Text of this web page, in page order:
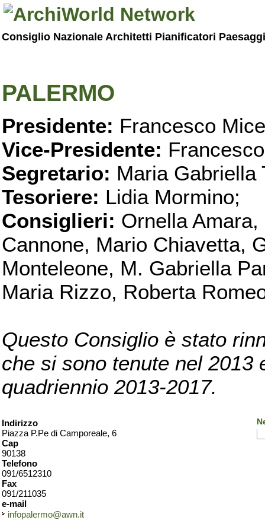
Consiglio Nazionale Architetti Pianificatori
PALERMO
Presidente: Francesco
Vice-Presidente:
Segretario: Maria Gabriella
Tesoriere: Lidia Mormino;
Consiglieri: Ornella
Cannone, Mario Chiavetta,
Monteleone, M. Gabriella
Maria Rizzo, Roberta
Questo Consiglio è stato
che si sono tenute nel 2013
quadriennio 2013-2017.
Indirizzo
Piazza P.Pe di Camporeale, 6
Cap
90138
Telefono
091/6512310
Fax
091/211035
e-mail
infopalermo@awn.it